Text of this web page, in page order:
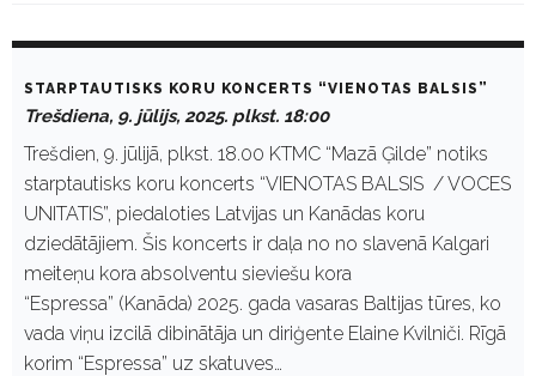
a
0
STARPTAUTISKS KORU KONCERTS “VIENOTAS BALSIS”
Trešdiena, 9. jūlijs, 2025. plkst. 18:00
Trešdien, 9. jūlijā, plkst. 18.00 KTMC “Mazā Ģilde” notiks
starptautisks koru koncerts “VIENOTAS BALSIS / VOCES
UNITATIS”, piedaloties Latvijas un Kanādas koru
dziedātājiem. Šis koncerts ir daļa no no slavenā Kalgari
meiteņu kora absolventu sieviešu kora
“Espressa” (Kanāda) 2025. gada vasaras Baltijas tūres, ko
vada viņu izcilā dibinātāja un diriģente Elaine Kvilniči. Rīgā
korim “Espressa” uz skatuves…